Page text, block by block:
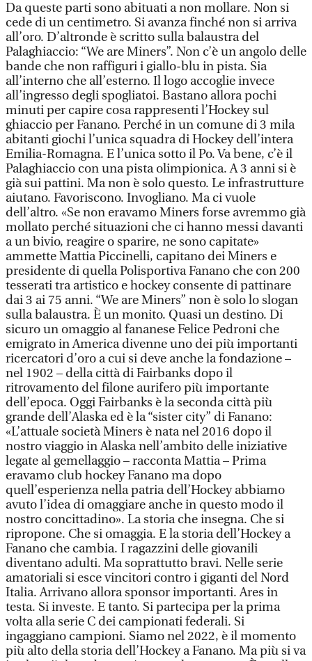
Da queste parti sono abituati a non mollare. Non si
cede di un centimetro. Si avanza finché non si arriva
all’oro. D’altronde è scritto sulla balaustra del
Palaghiaccio: “We are Miners”. Non c’è un angolo delle
bande che non raffiguri i giallo-blu in pista. Sia
all’interno che all’esterno. Il logo accoglie invece
all’ingresso degli spogliatoi. Bastano allora pochi
minuti per capire cosa rappresenti l’Hockey sul
ghiaccio per Fanano. Perché in un comune di 3 mila
abitanti giochi l’unica squadra di Hockey dell’intera
Emilia-Romagna. E l’unica sotto il Po. Va bene, c’è il
Palaghiaccio con una pista olimpionica. A 3 anni si è
già sui pattini. Ma non è solo questo. Le infrastrutture
aiutano. Favoriscono. Invogliano. Ma ci vuole
dell’altro. «Se non eravamo Miners forse avremmo già
mollato perché situazioni che ci hanno messi davanti
a un bivio, reagire o sparire, ne sono capitate»
ammette Mattia Piccinelli, capitano dei Miners e
presidente di quella Polisportiva Fanano che con 200
tesserati tra artistico e hockey consente di pattinare
dai 3 ai 75 anni. “We are Miners” non è solo lo slogan
sulla balaustra. È un monito. Quasi un destino. Di
sicuro un omaggio al fananese Felice Pedroni che
emigrato in America divenne uno dei più importanti
ricercatori d’oro a cui si deve anche la fondazione –
nel 1902 – della città di Fairbanks dopo il
ritrovamento del filone aurifero più importante
dell’epoca. Oggi Fairbanks è la seconda città più
grande dell’Alaska ed è la “sister city” di Fanano:
«L’attuale società Miners è nata nel 2016 dopo il
nostro viaggio in Alaska nell’ambito delle iniziative
legate al gemellaggio – racconta Mattia – Prima
eravamo club hockey Fanano ma dopo
quell’esperienza nella patria dell’Hockey abbiamo
avuto l’idea di omaggiare anche in questo modo il
nostro concittadino». La storia che insegna. Che si
ripropone. Che si omaggia. E la storia dell’Hockey a
Fanano che cambia. I ragazzini delle giovanili
diventano adulti. Ma soprattutto bravi. Nelle serie
amatoriali si esce vincitori contro i giganti del Nord
Italia. Arrivano allora sponsor importanti. Ares in
testa. Si investe. E tanto. Si partecipa per la prima
volta alla serie C dei campionati federali. Si
ingaggiano campioni. Siamo nel 2022, è il momento
più alto della storia dell’Hockey a Fanano. Ma più si va